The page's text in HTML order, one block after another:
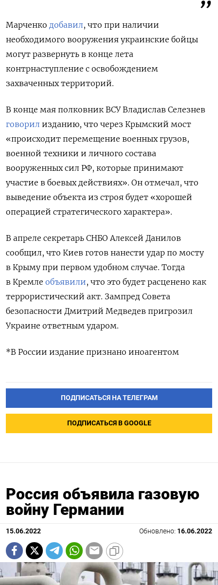
Марченко добавил, что при наличии
необходимого вооружения украинские бойцы
могут развернуть в конце лета
контрнаступление с освобождением
захваченных территорий.
В конце мая полковник ВСУ Владислав Селезнев
говорил изданию, что через Крымский мост
«происходит перемещение военных грузов,
военной техники и личного состава
вооруженных сил РФ, которые принимают
участие в боевых действиях». Он отмечал, что
выведение объекта из строя будет «хорошей
операцией стратегического характера».
В апреле секретарь СНБО Алексей Данилов
сообщил, что Киев готов нанести удар по мосту
в Крыму при первом удобном случае. Тогда
в Кремле объявили, что это будет расценено как
террористический акт. Зампред Совета
безопасности Дмитрий Медведев пригрозил
Украине ответным ударом.
*В России издание признано иноагентом
ПОДПИСАТЬСЯ НА ТЕЛЕГРАМ
ПОДПИСАТЬСЯ В GOOGLE
Россия объявила газовую
войну Германии
15.06.2022 Обновлено: 16.06.2022